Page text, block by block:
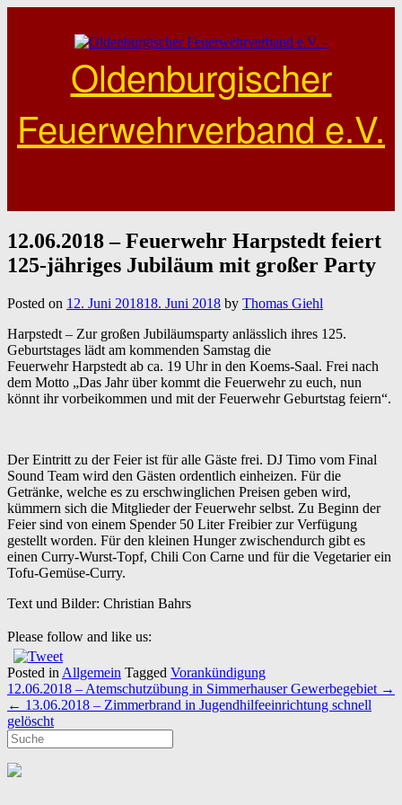
Oldenburgischer
Feuerwehrverband e.V.
12.06.2018 – Feuerwehr Harpstedt feiert
125-jähriges Jubiläum mit großer Party
Posted on 12. Juni 201818. Juni 2018 by Thomas Giehl
Harpstedt – Zur großen Jubiläumsparty anlässlich ihres 125.
Geburtstages lädt am kommenden Samstag die
FeuerwehrHarpstedt ab ca. 19 Uhr in den Koems-Saal. Frei nach
dem Motto „Das Jahr über kommt die Feuerwehr zu euch, nun
könnt ihr vorbeikommen und mit der Feuerwehr Geburtstag feiern“.
Der Eintritt zu der Feier ist für alle Gäste frei. DJ Timo vom Final
Sound Team wird den Gästen ordentlich einheizen. Für die
Getränke, welche es zu erschwinglichen Preisen geben wird,
kümmern sich die Mitglieder der Feuerwehr selbst. Zu Beginn der
Feier sind von einem Spender 50 Liter Freibier zur Verfügung
gestellt worden. Für den kleinen Hunger zwischendurch gibt es
einen Curry-Wurst-Topf, Chili Con Carne und für die Vegetarier ein
Tofu-Gemüse-Curry.
Text und Bilder: Christian Bahrs
Please follow and like us:
Posted in Allgemein Tagged Vorankündigung
Post
navigation
12.06.2018 – Atemschutzübung in Simmerhauser Gewerbegebiet →
← 13.06.2018 – Zimmerbrand in Jugendhilfeeinrichtung schnell
gelöscht